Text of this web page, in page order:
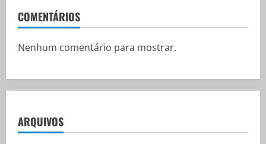
COMENTÁRIOS
Nenhum comentário para mostrar.
ARQUIVOS